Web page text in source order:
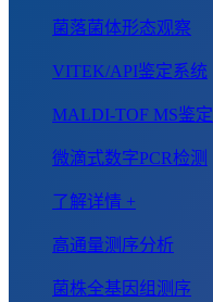
菌落菌体形态观察
VITEK/API鉴定系统
MALDI-TOF MS鉴定
微滴式数字PCR检测
了解详情 +
高通量测序分析
菌株全基因组测序